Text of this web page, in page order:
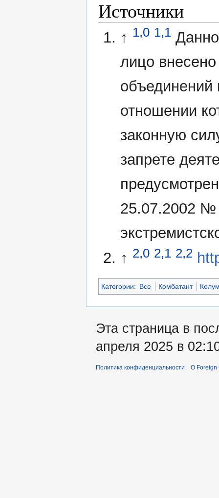
Источники
↑ 1,0 1,1
лицо
объединений
отношении
законную
запрете
25.07.2002 №
↑ 2,0 2,1 2,2
Категории: Все Комбатант
Эта страница в
апреля 2025 в
Политика конфиденциальности О Foreign